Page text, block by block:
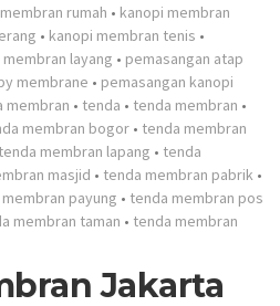
rumah • kanopi membran
• kanopi membran tenis •
membran layang • pemasangan atap
membrane • pemasangan kanopi
membran • tenda • tenda membran •
membran bogor • tenda membran
tenda membran lapang • tenda
masjid • tenda membran pabrik •
payung • tenda membran pos
membran taman • tenda membran
Jakarta